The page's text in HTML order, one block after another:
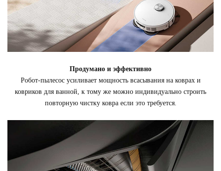
Продумано и эффективно
Робот-пылесос усиливает мощность всасывания на коврах и
ковриков для ванной, к тому же можно индивидуально строить
повторную чистку ковра если это требуется.